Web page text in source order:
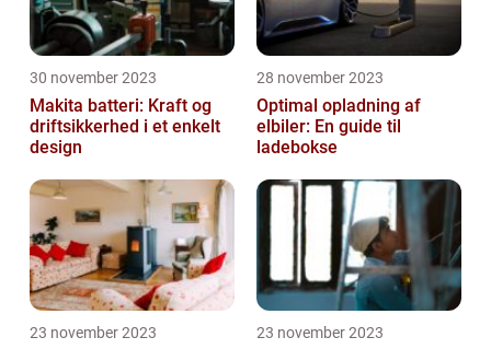
30 november 2023
Makita batteri: Kraft og
driftsikkerhed i et enkelt
design
28 november 2023
Optimal opladning af
elbiler: En guide til
ladebokse
23 november 2023 23 november 2023